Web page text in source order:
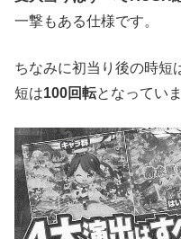
一撃もある仕様です。
ちなみに初当り後の時短
短は100回転となっていま